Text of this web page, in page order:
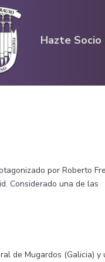
Hazte Socio
por Roberto
Considerado una de las
de Mugardos (Galicia) y